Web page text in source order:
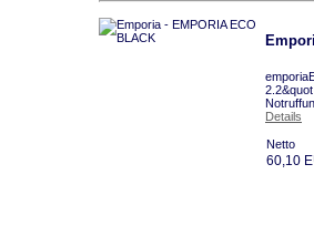
Details
Netto
60,10